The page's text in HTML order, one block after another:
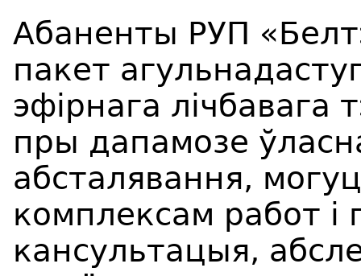
Абаненты РУП
пакет
эфірнага лічбавага
пры дапамозе
абсталявання,
комплексам работ і
кансультацыя,